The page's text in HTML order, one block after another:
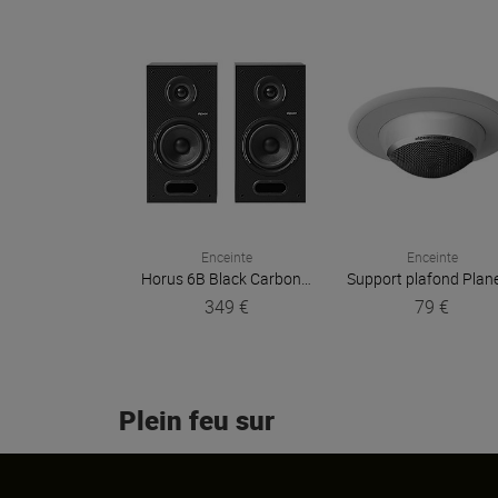
Enceinte
Horus 6B Black Carbon (la paire) Elipson
349 €
Enceinte
79 €
Plein feu sur